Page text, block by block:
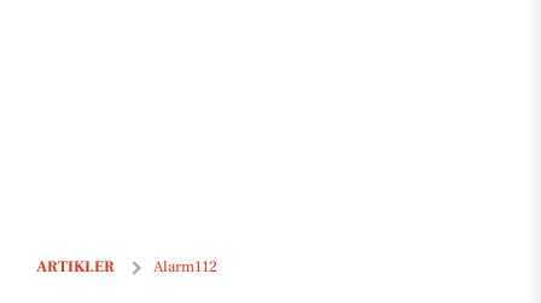
ARTIKLER Alarm112
Indbrud på Vesterhåb i Odder blandt otte i Østjylland